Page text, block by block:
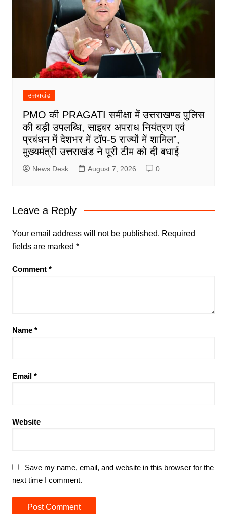
उत्तराखंड
PMO की PRAGATI समीक्षा में उत्तराखण्ड पुलिस
की बड़ी उपलब्धि, साइबर अपराध नियंत्रण एवं
प्रबंधन में देशभर में टॉप-5 राज्यों में शामिल”,
मुख्यमंत्री उत्तराखंड ने पूरी टीम को दी बधाई
News Desk August 7, 2026 0
Leave a Reply
Your email address will not be published. Required
fields are marked *
Comment *
Name *
Email *
Website
Save my name, email, and website in this browser for the
next time I comment.